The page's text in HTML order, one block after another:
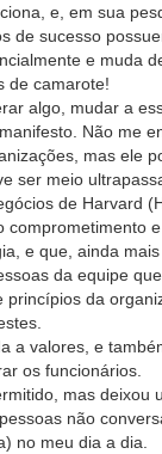
e, em sua
de sucesso
e muda
de camarote!
algo, mudar a
Não me
mas ele
ser meio
de Harvard
comprometimento
e que, ainda
da equipe
da
a valores, e
os funcionários.
mas deixou
não
no meu dia a dia.